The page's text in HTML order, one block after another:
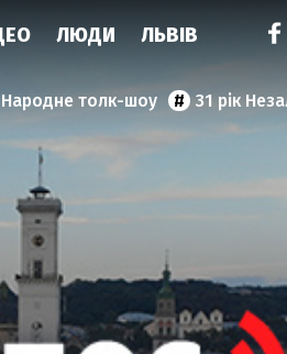
ЛЮДИ ЛЬВІВ
Народне толк-шоу 31 рік